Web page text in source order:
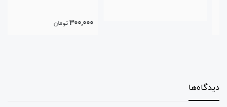
300,000 تومان
دیدگاه‌ها